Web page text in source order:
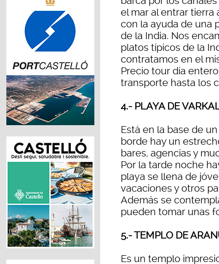
el mar al entrar tierra
con la ayuda de una
de la India. Nos
platos típicos de la
contratamos en el
Precio tour día
transporte hasta los
4.- PLAYA DE
Está en la base de
borde hay un
bares, agencias y
Por la tarde noche
playa se llena de
vacaciones y otros
Además se
pueden tomar unas
5.- TEMPLO DE
Es un templo